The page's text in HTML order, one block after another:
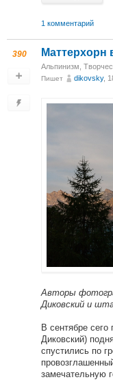
1 комментарий
390 Маттерхорн
Альпинизм
Пишет dikovsky,
Авторы
Диковский и
В сентябре
Диковский)
спустились по
замечательную